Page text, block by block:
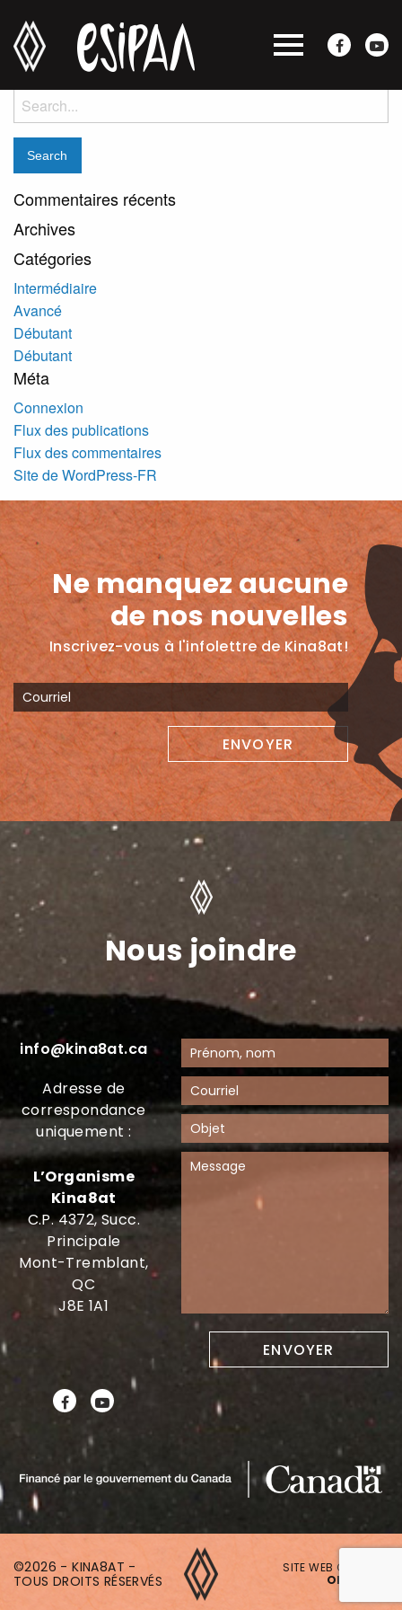
Denise Brouillard
Posted on mai 27, 2020 by jocelyne
Search
for:
Commentaires récents
Archives
Catégories
Intermédiaire
Avancé
Débutant
Débutant
Méta
Connexion
Flux des publications
Flux des commentaires
Site de WordPress-FR
Ne manquez aucune
de nos nouvelles
Inscrivez-vous à l'infolettre de Kina8at!
Nous joindre
info@kina8at.ca
Adresse de
correspondance
uniquement :
L’Organisme
Kina8at
C.P. 4372, Succ.
Principale
Mont-Tremblant,
QC
J8E 1A1
©2026 - KINA8AT -
TOUS DROITS RÉSERVÉS
SITE WEB CRÉÉ PAR
ONAKI.CA